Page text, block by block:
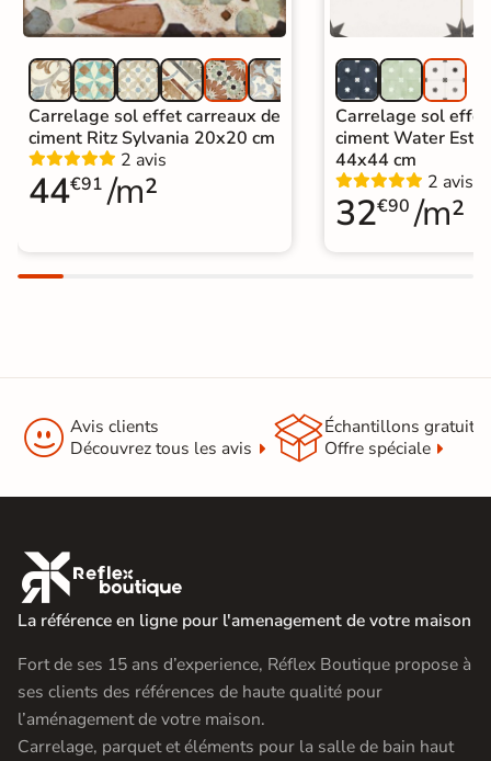
identique
|Carrelage sol cuisine
Carrelage Chambre|Carrelage WC
Carrelage sol effet carreaux de
ciment Ritz Sylvania 20x20 cm
2 avis
44€91 /m²
Carrelage sol
ciment Water
44x44 cm
2 avis
32€90 /m²
 Avis clients
Découvrez tous les avis
Échantillons gratuit
Offre spéciale

La référence en ligne pour l'amenagement de votre maison
Fort de ses 15 ans d’experience, Réflex Boutique propose à
ses clients des références de haute qualité pour
l’aménagement de votre maison.
Carrelage, parquet et éléments pour la salle de bain haut